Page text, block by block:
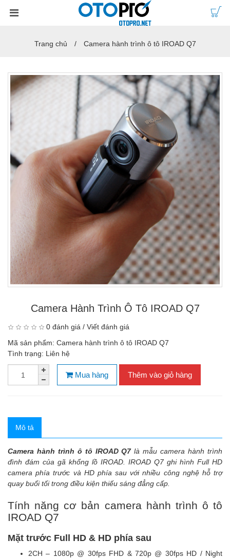
Trang chủ Camera hành trình ô tô IROAD Q7
Camera Hành Trình Ô Tô IROAD Q7
0 đánh giá / Viết đánh giá
Mã sản phẩm: Camera hành trình ô tô IROAD Q7
Tình trạng: Liên hệ
Mua hàng Thêm vào giỏ hàng
Mô tả
Camera hành trình ô tô IROAD Q7là mẫu camera hành trình
đình đám của gã khổng lồ IROAD. IROAD Q7 ghi hình Full HD
camera phía trước và HD phía sau với nhiều công nghệ hỗ trợ
quay buổi tối trong điều kiện thiếu sáng đẳng cấp.
Tính năng cơ bản camera hành trình ô tô
IROAD Q7
Mặt trước Full HD & HD phía sau
2CH – 1080p @ 30fps FHD & 720p @ 30fps HD / Night